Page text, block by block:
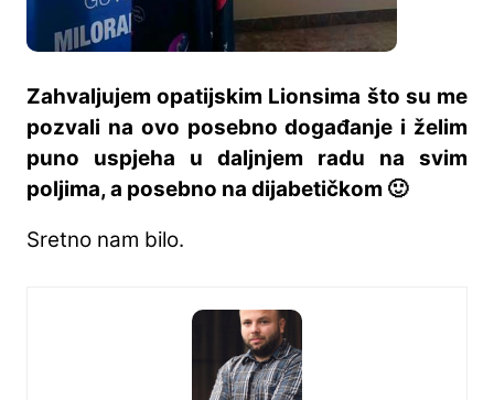
Zahvaljujem opatijskim Lionsima što su me
pozvali na ovo posebno događanje i želim
puno uspjeha u daljnjem radu na svim
poljima, a posebno na dijabetičkom 🙂
Sretno nam bilo.